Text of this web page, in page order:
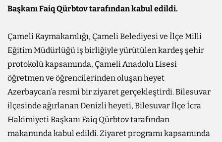
Başkanı Faiq Qürbtov tarafından kabul edildi.
Çameli Kaymakamlığı, Çameli Belediyesi ve İlçe Milli
Eğitim Müdürlüğü iş birliğiyle yürütülen kardeş şehir
protokolü kapsamında, Çameli Anadolu Lisesi
öğretmen ve öğrencilerinden oluşan heyet
Azerbaycan’a resmi bir ziyaret gerçekleştirdi. Bilesuvar
ilçesinde ağırlanan Denizli heyeti, Bilesuvar İlçe İcra
Hakimiyeti Başkanı Faiq Qürbtov tarafından
makamında kabul edildi. Ziyaret programı kapsamında